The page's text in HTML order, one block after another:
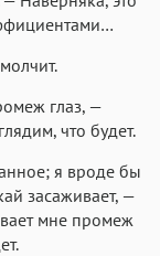
глаз, —
что будет.
я вроде бы
засаживает, —
мне промеж